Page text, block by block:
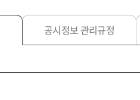
공시정보 관리규정